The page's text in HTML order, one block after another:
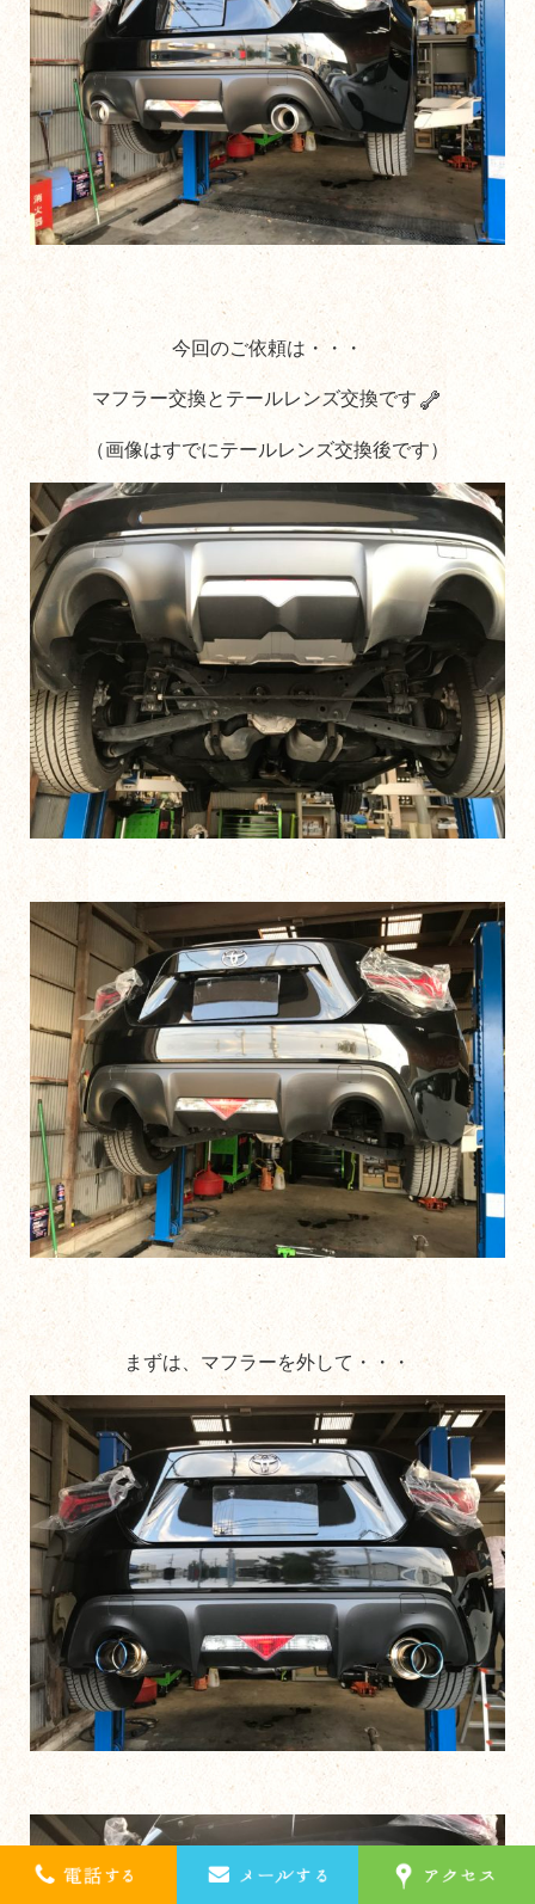
今回のご依頼は・・・
マフラー交換とテールレンズ交換です
（画像はすでにテールレンズ交換後です）
まずは、マフラーを外して・・・